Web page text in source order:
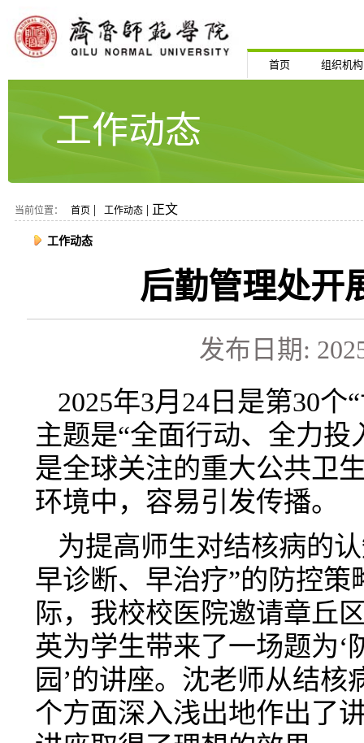
首页 组织机构
工作动态
当前位置： 首页 | 工作动态 | 正文
工作动态
后勤管理处开
发布日期:
2025年3月24日是第30
主题是“全面行动、全力
是全球关注的重大公共卫
环境中，容易引发传播。
为提高师生对结核病的
早诊断、早治疗”的防控
际，我校校医院邀请章丘
英为学生带来了一场题为
园’的讲座。沈老师从结
个方面深入浅出地作出了